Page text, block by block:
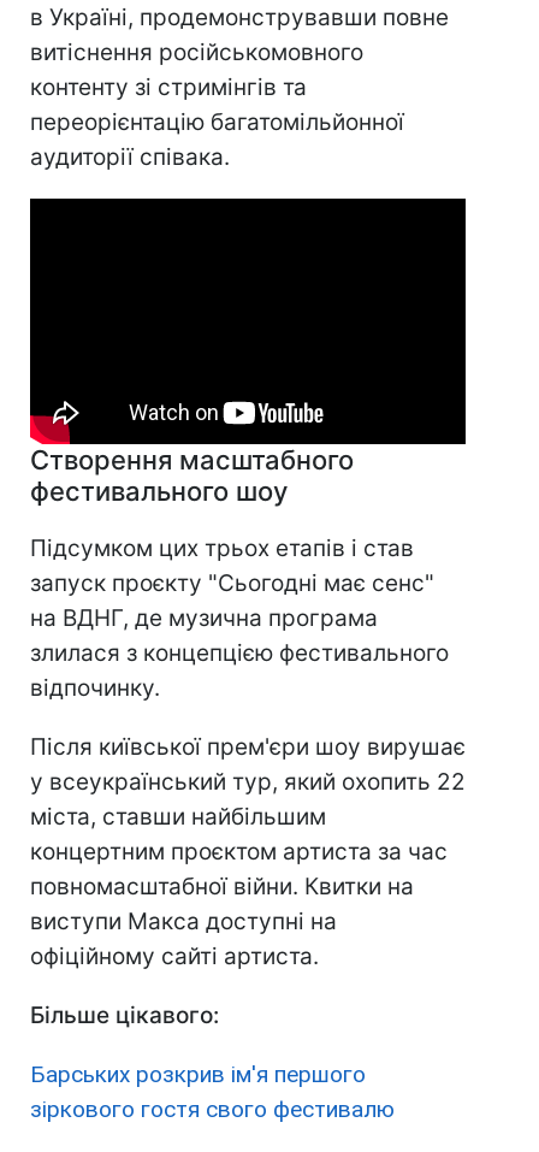
в Україні, продемонструвавши повне
витіснення російськомовного
контенту зі стримінгів та
переорієнтацію багатомільйонної
аудиторії співака.
Створення масштабного
фестивального шоу
Підсумком цих трьох етапів і став
запуск проєкту "Сьогодні має сенс"
на ВДНГ, де музична програма
злилася з концепцією фестивального
відпочинку.
Після київської прем'єри шоу вирушає
у всеукраїнський тур, який охопить 22
міста, ставши найбільшим
концертним проєктом артиста за час
повномасштабної війни. Квитки на
виступи Макса доступні на
офіційному сайті артиста.
Більше цікавого:
Барських розкрив ім'я першого
зіркового гостя свого фестивалю